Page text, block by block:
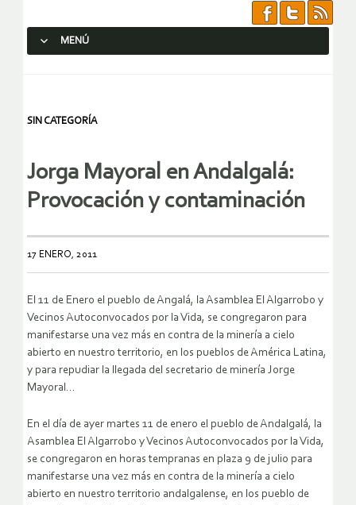
MENÚ
SIN CATEGORÍA
Jorga Mayoral en Andalgalá:
Provocación y contaminación
17 ENERO, 2011
El 11 de Enero el pueblo de Angalá, la Asamblea El Algarrobo y
Vecinos Autoconvocados por la Vida, se congregaron para
manifestarse una vez más en contra de la minería a cielo
abierto en nuestro territorio, en los pueblos de América Latina,
y para repudiar la llegada del secretario de minería Jorge
Mayoral…
En el día de ayer martes 11 de enero el pueblo de Andalgalá, la
Asamblea El Algarrobo y Vecinos Autoconvocados por la Vida,
se congregaron en horas tempranas en plaza 9 de julio para
manifestarse una vez más en contra de la minería a cielo
abierto en nuestro territorio andalgalense, en los pueblo de